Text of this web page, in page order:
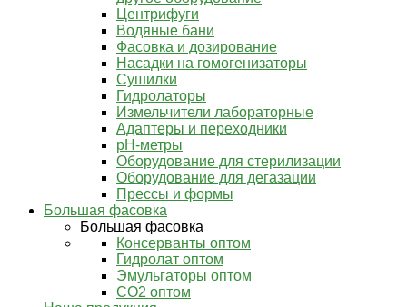
Центрифуги
Водяные бани
Фасовка и дозирование
Насадки на гомогенизаторы
Сушилки
Гидролаторы
Измельчители лабораторные
Адаптеры и переходники
pH-метры
Оборудование для стерилизации
Оборудование для дегазации
Прессы и формы
Большая фасовка
Большая фасовка
Консерванты оптом
Гидролат оптом
Эмульгаторы оптом
СО2 оптом